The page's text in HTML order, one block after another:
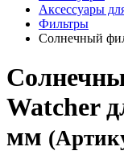
Аксессуары
Фильтры
Солнечный
Watcher
мм